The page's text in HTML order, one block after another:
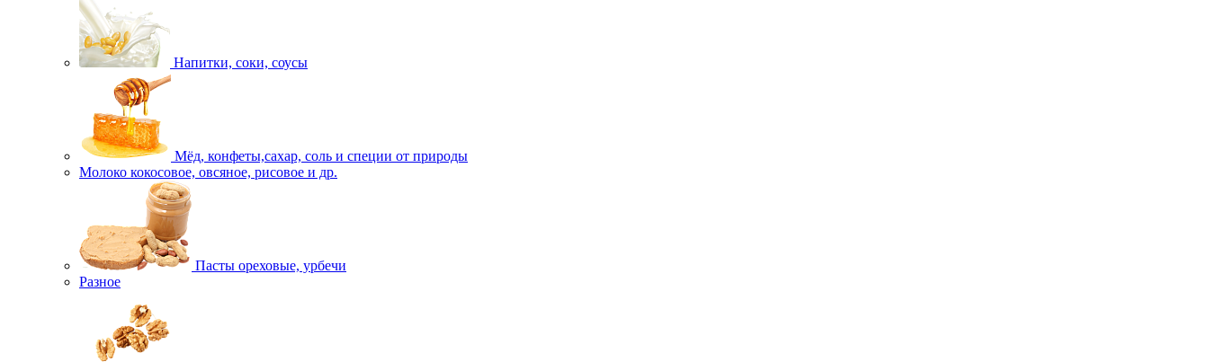
Напитки, соки, соусы
Мёд, конфеты,сахар, соль и специи от природы
Молоко кокосовое, овсяное, рисовое и др.
Пасты ореховые, урбечи
Разное